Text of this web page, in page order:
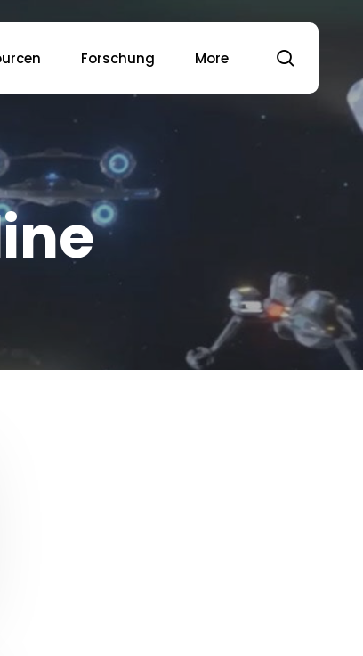
Forschung More